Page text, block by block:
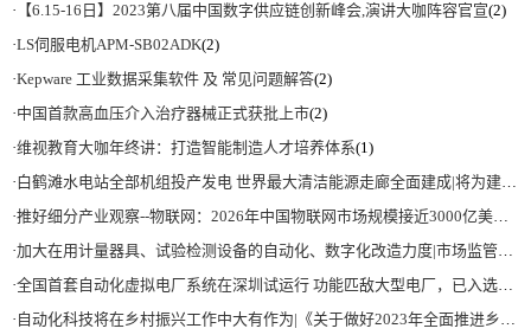
· 【6.15-16日】2023第八届中国数字供应链创新峰会,演讲大咖阵容官宣(2)
·LS伺服电机APM-SB02ADK(2)
·Kepware 工业数据采集软件 及 常见问题解答(2)
·中国首款高血压介入治疗器械正式获批上市(2)
·维视教育大咖年终讲：打造智能制造人才培养体系(1)
·白鹤滩水电站全部机组投产发电 世界最大清洁能源走廊全面建成|将为建设新型能源体系、保障国家能源安全、实现“双碳”目标提供有力支撑
·推好细分产业观察--物联网：2026年中国物联网市场规模接近3000亿美元 智慧工厂、智慧城市、智慧电网等将占60%以上
·加大在用计量器具、试验检测设备的自动化、数字化改造力度|市场监管总局 工业和信息化部 关于促进企业计量能力提升的指导意见
·全国首套自动化虚拟电厂系统在深圳试运行 功能匹敌大型电厂，已入选国际典型案例
· 自动化科技将在乡村振兴工作中大有作为|《关于做好2023年全面推进乡村振兴重点工作的意见》发布